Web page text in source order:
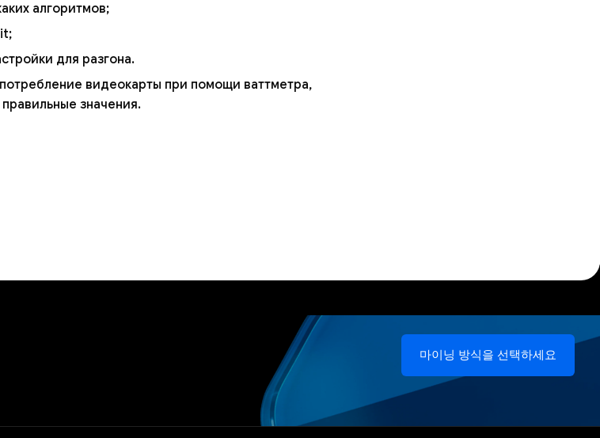
алгоритмов;
для разгона.
видеокарты при помощи ваттметра,
значения.
마이닝 방식을 선택하세요